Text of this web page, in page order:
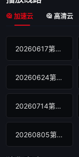
加速云 高清云
20260617第1期
20260624第4期
20260714第7期
20260805第10期